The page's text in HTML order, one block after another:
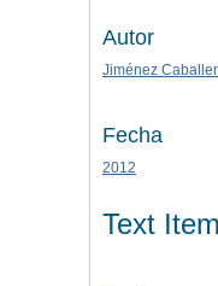
Autor
Jiménez
Fecha
2012
Text